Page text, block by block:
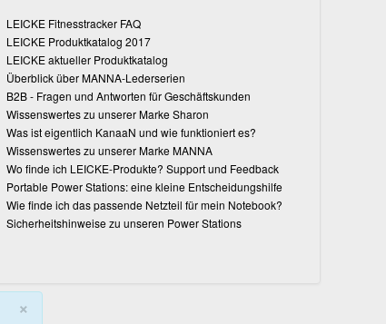
LEICKE Fitnesstracker FAQ
LEICKE Produktkatalog 2017
LEICKE aktueller Produktkatalog
Überblick über MANNA-Lederserien
B2B - Fragen und Antworten für Geschäftskunden
Wissenswertes zu unserer Marke Sharon
Was ist eigentlich KanaaN und wie funktioniert es?
Wissenswertes zu unserer Marke MANNA
Wo finde ich LEICKE-Produkte? Support und Feedback
Portable Power Stations: eine kleine Entscheidungshilfe
Wie finde ich das passende Netzteil für mein Notebook?
Sicherheitshinweise zu unseren Power Stations
×